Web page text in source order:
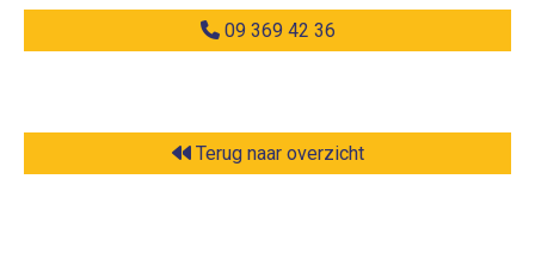
09 369 42 36
Terug naar overzicht